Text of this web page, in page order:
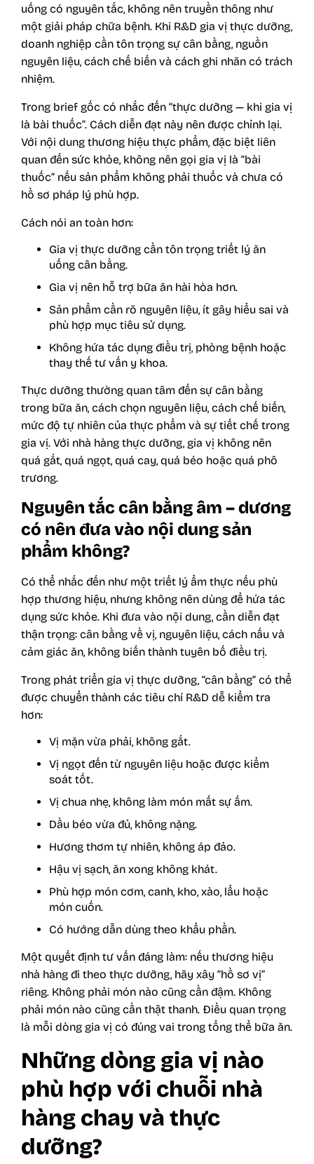
uống có nguyên tắc, không nên truyền thông như
một giải pháp chữa bệnh. Khi R&D gia vị thực dưỡng,
doanh nghiệp cần tôn trọng sự cân bằng, nguồn
nguyên liệu, cách chế biến và cách ghi nhãn có trách
nhiệm.
Trong brief gốc có nhắc đến “thực dưỡng — khi gia vị
là bài thuốc”. Cách diễn đạt này nên được chỉnh lại.
Với nội dung thương hiệu thực phẩm, đặc biệt liên
quan đến sức khỏe, không nên gọi gia vị là “bài
thuốc” nếu sản phẩm không phải thuốc và chưa có
hồ sơ pháp lý phù hợp.
Cách nói an toàn hơn:
Gia vị thực dưỡng cần tôn trọng triết lý ăn
uống cân bằng.
Gia vị nên hỗ trợ bữa ăn hài hòa hơn.
Sản phẩm cần rõ nguyên liệu, ít gây hiểu sai và
phù hợp mục tiêu sử dụng.
Không hứa tác dụng điều trị, phòng bệnh hoặc
thay thế tư vấn y khoa.
Thực dưỡng thường quan tâm đến sự cân bằng
trong bữa ăn, cách chọn nguyên liệu, cách chế biến,
mức độ tự nhiên của thực phẩm và sự tiết chế trong
gia vị. Với nhà hàng thực dưỡng, gia vị không nên
quá gắt, quá ngọt, quá cay, quá béo hoặc quá phô
trương.
Nguyên tắc cân bằng âm – dương
có nên đưa vào nội dung sản
phẩm không?
Có thể nhắc đến như một triết lý ẩm thực nếu phù
hợp thương hiệu, nhưng không nên dùng để hứa tác
dụng sức khỏe. Khi đưa vào nội dung, cần diễn đạt
thận trọng: cân bằng về vị, nguyên liệu, cách nấu và
cảm giác ăn, không biến thành tuyên bố điều trị.
Trong phát triển gia vị thực dưỡng, “cân bằng” có thể
được chuyển thành các tiêu chí R&D dễ kiểm tra
hơn:
Vị mặn vừa phải, không gắt.
Vị ngọt đến từ nguyên liệu hoặc được kiểm
soát tốt.
Vị chua nhẹ, không làm món mất sự ấm.
Dầu béo vừa đủ, không nặng.
Hương thơm tự nhiên, không áp đảo.
Hậu vị sạch, ăn xong không khát.
Phù hợp món cơm, canh, kho, xào, lẩu hoặc
món cuốn.
Có hướng dẫn dùng theo khẩu phần.
Một quyết định tư vấn đáng làm: nếu thương hiệu
nhà hàng đi theo thực dưỡng, hãy xây “hồ sơ vị”
riêng. Không phải món nào cũng cần đậm. Không
phải món nào cũng cần thật thanh. Điều quan trọng
là mỗi dòng gia vị có đúng vai trong tổng thể bữa ăn.
Những dòng gia vị nào
phù hợp với chuỗi nhà
hàng chay và thực
dưỡng?